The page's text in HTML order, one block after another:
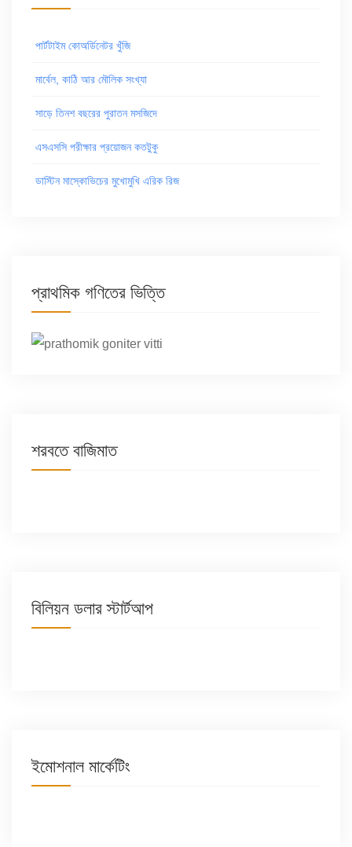
পার্টটাইম কোঅর্ডিনেটর খুঁজি
মার্বেল, কাঠি আর মৌলিক সংখ্যা
সাড়ে তিনশ বছরের পুরাতন মসজিদে
এসএসসি পরীক্ষার প্রয়োজন কতটুকু
ডাস্টিন মাস্কোভিচের মুখোমুখি এরিক রিজ
প্রাথমিক গণিতের ভিত্তি
শরবতে বাজিমাত
বিলিয়ন ডলার স্টার্টআপ
ইমোশনাল মার্কেটিং